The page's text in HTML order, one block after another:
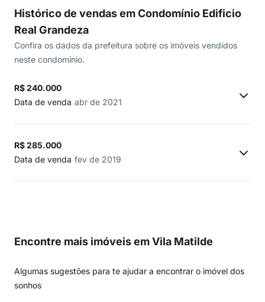
Histórico de vendas em Condomínio Edificio
Real Grandeza
Confira os dados da prefeitura sobre os imóveis vendidos
neste condomínio.
R$ 240.000
Data de venda abr de 2021
R$ 285.000
Data de venda fev de 2019
Encontre mais imóveis em Vila Matilde
Algumas sugestões para te ajudar a encontrar o imóvel dos
sonhos